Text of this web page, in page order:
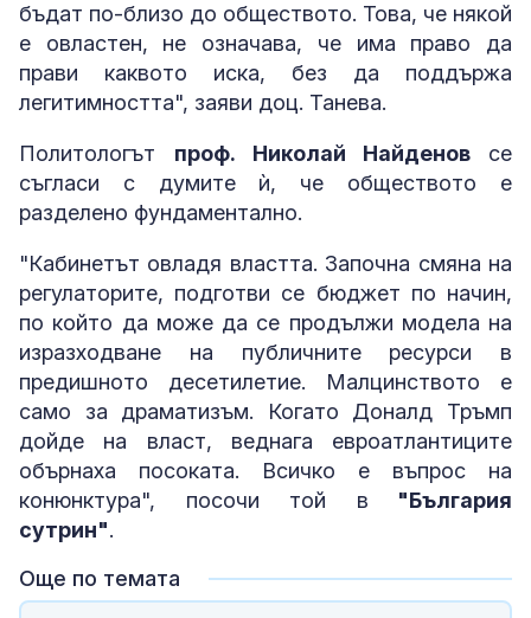
бъдат по-близо до обществото. Това, че някой
е овластен, не означава, че има право да
прави каквото иска, без да поддържа
легитимността", заяви доц. Танева.
Политологът проф. Николай Найденов се
съгласи с думите ѝ, че обществото е
разделено фундаментално.
"Кабинетът овладя властта. Започна смяна на
регулаторите, подготви се бюджет по начин,
по който да може да се продължи модела на
изразходване на публичните ресурси в
предишното десетилетие. Малцинството е
само за драматизъм. Когато Доналд Тръмп
дойде на власт, веднага евроатлантиците
обърнаха посоката. Всичко е въпрос на
конюнктура", посочи той в "България
сутрин".
Още по темата